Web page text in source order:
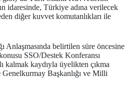
idaresinde, Türkiye adına verilecek
diğer kuvvet komutanlıkları ile
Anlaşmasında belirtilen süre öncesine
SSO/Destek Konferansı
kalmak kaydıyla üyelikten çıkma
Genelkurmay Başkanlığı ve Milli